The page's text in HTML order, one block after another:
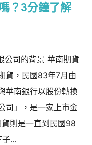
？3分鐘了解
公司的背景 華南期貨
貨，民國83年7月由
華南銀行以股份轉換
司」，是一家上市金
則是一直到民國98
...